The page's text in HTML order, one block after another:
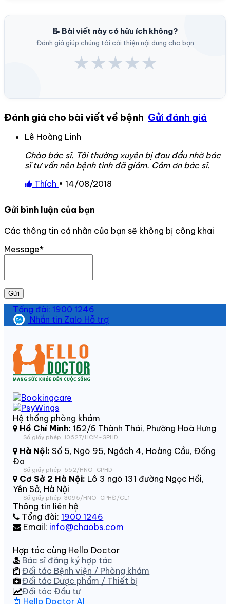
📝 Bài viết này có hữu ích không?
Đánh giá giúp chúng tôi cải thiện nội dung cho bạn
★★★★★
Đánh giá cho bài viết về bệnh Gửi đánh giá
Lê Hoàng Linh
Chào bác sĩ. Tôi thường xuyên bị đau đầu nhờ bác
sĩ tư vấn nên bệnh tình đã giảm. Cảm ơn bác sĩ.
Thích • 14/08/2018
Gửi bình luận của bạn
Các thông tin cá nhân của bạn sẽ không bị công khai
Message*
Gửi
Tổng đài: 1900 1246
Nhắn tin Zalo Hỗ trợ
Hệ thống phòng khám
Hồ Chí Minh: 152/6 Thành Thái, Phường Hoà Hưng
Số giấy phép: 10627/HCM-GPHD
Hà Nội: Số 5, Ngõ 95, Ngách 4, Hoàng Cầu, Đống
Đa
Số giấy phép: 562/HNO-GPHD
Cơ Sở 2 Hà Nội: Lô 3 ngõ 131 đường Ngọc Hồi,
Yên Sở, Hà Nội
Số giấy phép: 3095/HNO-GPHĐ/CL1
Thông tin liên hệ
Tổng đài:1900 1246
Email: info@chaobs.com
Hợp tác cùng Hello Doctor
Bác sĩ đăng ký hợp tác
Đối tác Bệnh viện / Phòng khám
Đối tác Dược phẩm / Thiết bị
Đối tác Đầu tư
🤖 Hello Doctor AI